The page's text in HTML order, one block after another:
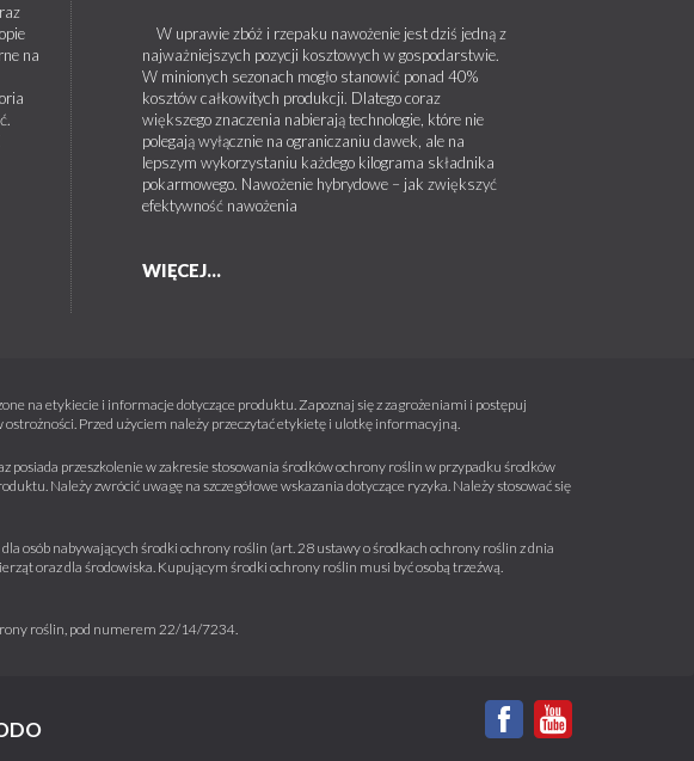
na
W uprawie zbóż i rzepaku nawożenie jest dziś jedną z
najważniejszych pozycji kosztowych w gospodarstwie.
W minionych sezonach mogło stanowić ponad 40%
kosztów całkowitych produkcji. Dlatego coraz
większego znaczenia nabierają technologie, które nie
polegają wyłącznie na ograniczaniu dawek, ale na
lepszym wykorzystaniu każdego kilograma składnika
pokarmowego. Nawożenie hybrydowe – jak zwiększyć
efektywność nawożenia
WIĘCEJ...
na etykiecie i informacje dotyczące produktu. Zapoznaj się z zagrożeniami i postępuj
Przed użyciem należy przeczytać etykietę i ulotkę informacyjną.
przeszkolenie w zakresie stosowania środków ochrony roślin w przypadku środków
Należy zwrócić uwagę na szczegółowe wskazania dotyczące ryzyka. Należy stosować się
osób nabywających środki ochrony roślin (art. 28 ustawy o środkach ochrony roślin z dnia
oraz dla środowiska. Kupującym środki ochrony roślin musi być osobą trzeźwą.
roślin, pod numerem 22/14/7234.